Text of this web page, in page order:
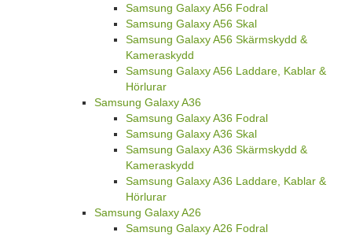
Samsung Galaxy A56 Fodral
Samsung Galaxy A56 Skal
Samsung Galaxy A56 Skärmskydd &
Kameraskydd
Samsung Galaxy A56 Laddare, Kablar &
Hörlurar
Samsung Galaxy A36
Samsung Galaxy A36 Fodral
Samsung Galaxy A36 Skal
Samsung Galaxy A36 Skärmskydd &
Kameraskydd
Samsung Galaxy A36 Laddare, Kablar &
Hörlurar
Samsung Galaxy A26
Samsung Galaxy A26 Fodral